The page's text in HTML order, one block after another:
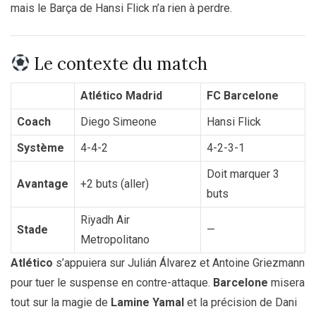
mais le Barça de Hansi Flick n’a rien à perdre.
Le contexte du match
Atlético Madrid
FC Barcelone
Coach
Diego Simeone
Hansi Flick
Système
4-4-2 4-2-3-1
Avantage +2 buts (aller)
Doit marquer 3
buts
Stade
Riyadh Air
Metropolitano
—
Atlético s’appuiera sur Julián Álvarez et Antoine Griezmann
pour tuer le suspense en contre-attaque. Barcelone misera
tout sur la magie de Lamine Yamal et la précision de Dani